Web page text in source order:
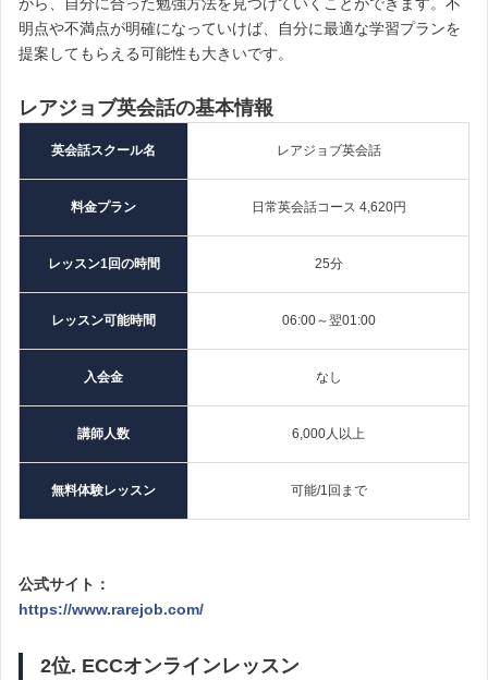
がら、自分に合った勉強方法を見つけていくことができます。不
明点や不満点が明確になっていけば、自分に最適な学習プランを
提案してもらえる可能性も大きいです。
レアジョブ英会話の基本情報
英会話スクール名 レアジョブ英会話
料金プラン 日常英会話コース 4,620円
レッスン1回の時間 25分
レッスン可能時間 06:00～翌01:00
入会金 なし
講師人数 6,000人以上
無料体験レッスン 可能/1回まで
公式サイト：
https://www.rarejob.com/
2位. ECCオンラインレッスン